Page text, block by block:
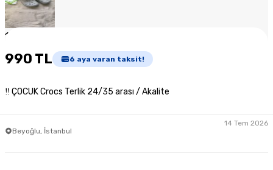
1
990 TL 6 aya varan taksit!
‼ ÇOCUK Crocs Terlik 24/35 arası / Akalite
Beyoğlu, İstanbul
14 Tem 2026